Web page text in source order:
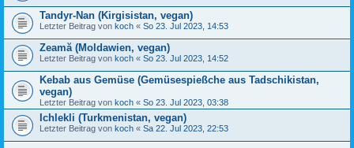
Tandyr-Nan (Kirgisistan, vegan)
Letzter Beitrag von koch « So 23. Jul 2023, 14:53
Zeamă (Moldawien, vegan)
Letzter Beitrag von koch « So 23. Jul 2023, 14:52
Kebab aus Gemüse (Gemüsespießche aus Tadschikistan,
vegan)
Letzter Beitrag von koch « So 23. Jul 2023, 03:38
Ichlekli (Turkmenistan, vegan)
Letzter Beitrag von koch « Sa 22. Jul 2023, 22:53